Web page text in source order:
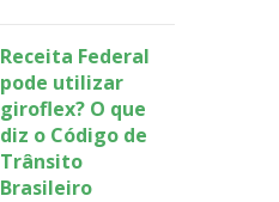
Receita Federal
pode utilizar
giroflex? O que
diz o Código de
Trânsito
Brasileiro